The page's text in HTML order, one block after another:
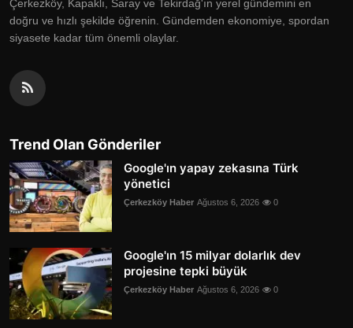
Çerkezköy, Kapaklı, Saray ve Tekirdağ'ın yerel gündemini en
doğru ve hızlı şekilde öğrenin. Gündemden ekonomiye, spordan
siyasete kadar tüm önemli olaylar.
Trend Olan Gönderiler
Google'ın yapay zekasına Türk
yönetici
Çerkezköy Haber Ağustos 6, 2026 0
Google'ın 15 milyar dolarlık dev
projesine tepki büyük
Çerkezköy Haber Ağustos 6, 2026 0